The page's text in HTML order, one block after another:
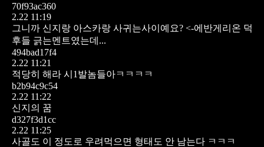
70f93ac360
2.22 11:19
그니까 신지랑 아스카랑 사귀는사이예요? <-에반게리온 덕
후들 긁는멘트였는데...
494bad17f4
2.22 11:21
적당히 해라 시1발놈들아ㅋㅋㅋㅋ
b2b94c9c54
2.22 11:22
신지의 꿈
d327f3d1cc
2.22 11:25
사골도 이 정도로 우려먹으면 형태도 안 남는다 ㅋㅋㅋ